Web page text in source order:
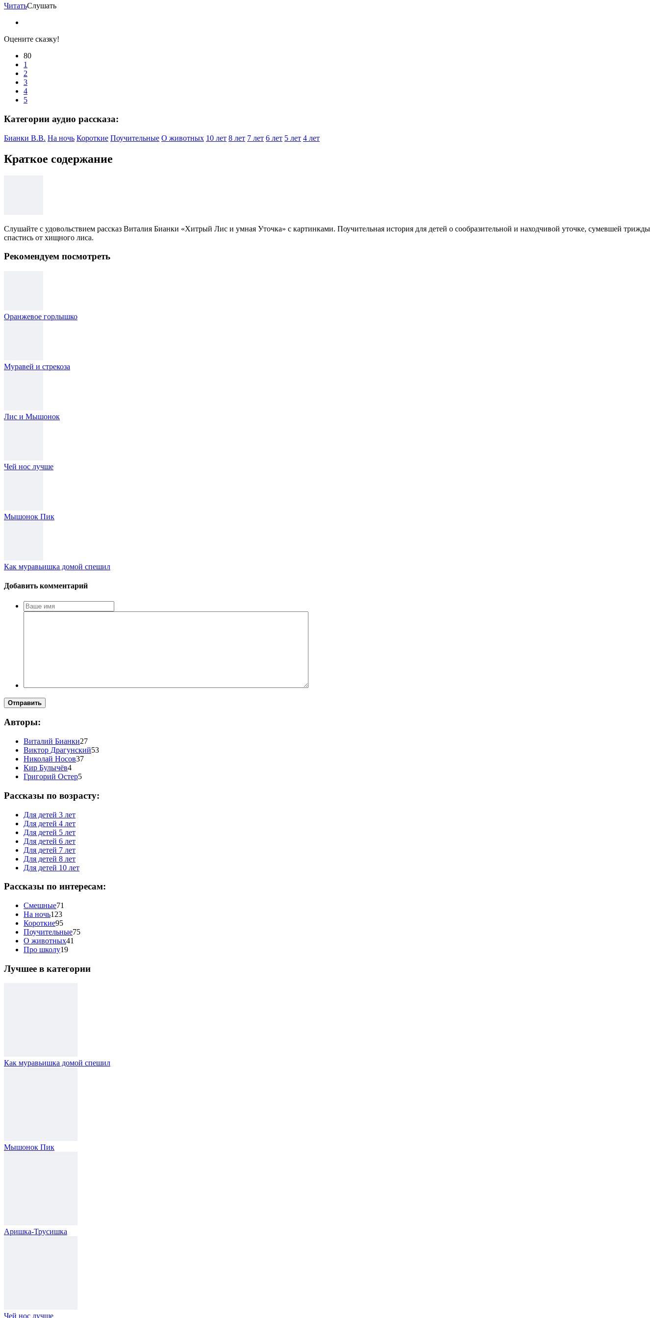
ЧитатьСлушать
Оцените сказку!
80
1
2
3
4
5
Категории аудио рассказа:
Бианки В.В. На ночь Короткие Поучительные О животных 10 лет 8 лет 7 лет 6 лет 5 лет 4 лет
Краткое содержание
Слушайте с удовольствием рассказ Виталия Бианки «Хитрый Лис и умная Уточка» с картинками. Поучительная история для детей о сообразительной и находчивой уточке, сумевшей трижды
спастись от хищного лиса.
Рекомендуем посмотреть
Оранжевое горлышко
Муравей и стрекоза
Лис и Мышонок
Чей нос лучше
Мышонок Пик
Как муравьишка домой спешил
Добавить комментарий
Отправить
Авторы:
Виталий Бианки27
Виктор Драгунский53
Николай Носов37
Кир Булычёв4
Григорий Остер5
Рассказы по возрасту:
Для детей 3 лет
Для детей 4 лет
Для детей 5 лет
Для детей 6 лет
Для детей 7 лет
Для детей 8 лет
Для детей 10 лет
Рассказы по интересам:
Смешные71
На ночь123
Короткие95
Поучительные75
О животных41
Про школу19
Лучшее в категории
Как муравьишка домой спешил
Мышонок Пик
Аришка-Трусишка
Чей нос лучше